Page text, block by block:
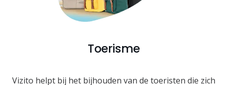
Toerisme
Vizito helpt bij het bijhouden van de toeristen die zich